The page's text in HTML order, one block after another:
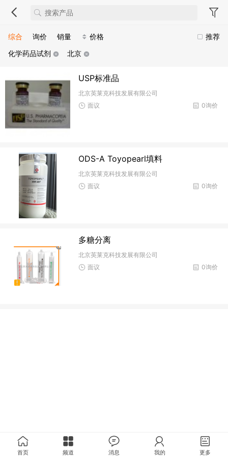
推荐
综合 询价 销量
价格
化学药品试剂
北京
USP标准品
北京英莱克科技发展有限公司
0询价
面议
ODS-A Toyopearl填料
北京英莱克科技发展有限公司
0询价
面议
多糖分离
北京英莱克科技发展有限公司
0询价
面议
首页 频道 消息 我的 更多